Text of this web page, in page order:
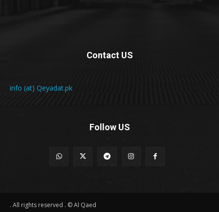
Contact US
info (at) Qeyadat.pk
Follow US
All rights reserved . © Al Qaed .